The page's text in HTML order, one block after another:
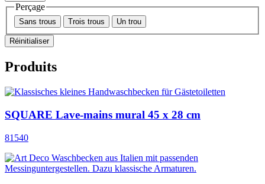
Perçage
Sans trous Trois trous Un trou
Réinitialiser
Produits
SQUARE Lave-mains mural 45 x 28 cm
81540